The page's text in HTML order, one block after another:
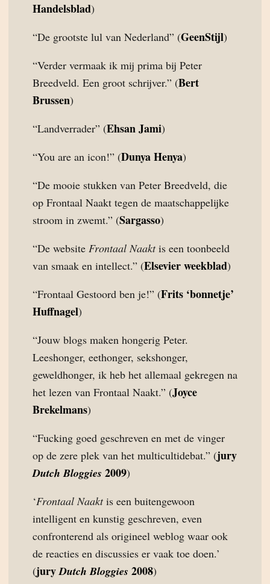
Handelsblad)
“De grootste lul van Nederland” (GeenStijl)
“Verder vermaak ik mij prima bij Peter
Breedveld. Een groot schrijver.” (Bert
Brussen)
“Landverrader” (Ehsan Jami)
“You are an icon!” (Dunya Henya)
“De mooie stukken van Peter Breedveld, die
op Frontaal Naakt tegen de maatschappelijke
stroom in zwemt.” (Sargasso)
“De website Frontaal Naaktis een toonbeeld
van smaak en intellect.” (Elsevier weekblad)
“Frontaal Gestoord ben je!” (Frits ‘bonnetje’
Huffnagel)
“Jouw blogs maken hongerig Peter.
Leeshonger, eethonger, sekshonger,
geweldhonger, ik heb het allemaal gekregen na
het lezen van Frontaal Naakt.” (Joyce
Brekelmans)
“Fucking goed geschreven en met de vinger
op de zere plek van het multicultidebat.” (jury
Dutch Bloggies 2009)
‘Frontaal Naaktis een buitengewoon
intelligent en kunstig geschreven, even
confronterend als origineel weblog waar ook
de reacties en discussies er vaak toe doen.’
(juryDutch Bloggies 2008)